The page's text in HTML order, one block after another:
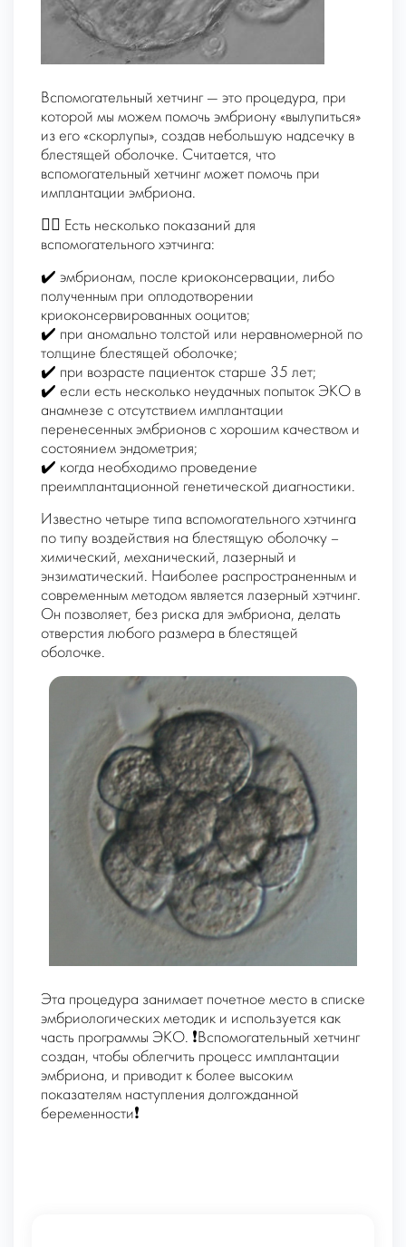
Вспомогательный хетчинг — это процедура, при
которой мы можем помочь эмбриону «вылупиться»
из его «скорлупы», создав небольшую надсечку в
блестящей оболочке. Считается, что
вспомогательный хетчинг может помочь при
имплантации эмбриона.
👨‍⚕️ Есть несколько показаний для
вспомогательного хэтчинга:
✔️ эмбрионам, после криоконсервации, либо
полученным при оплодотворении
криоконсервированных ооцитов;
✔️ при аномально толстой или неравномерной по
толщине блестящей оболочке;
✔️ при возрасте пациенток старше 35 лет;
✔️ если есть несколько неудачных попыток ЭКО в
анамнезе с отсутствием имплантации
перенесенных эмбрионов с хорошим качеством и
состоянием эндометрия;
✔️ когда необходимо проведение
преимплантационной генетической диагностики.
Известно четыре типа вспомогательного хэтчинга
по типу воздействия на блестящую оболочку –
химический, механический, лазерный и
энзиматический. Наиболее распространенным и
современным методом является лазерный хэтчинг.
Он позволяет, без риска для эмбриона, делать
отверстия любого размера в блестящей
оболочке.
Эта процедура занимает почетное место в списке
эмбриологических методик и используется как
часть программы ЭКО. ❗️Вспомогательный хетчинг
создан, чтобы облегчить процесс имплантации
эмбриона, и приводит к более высоким
показателям наступления долгожданной
беременности❗️